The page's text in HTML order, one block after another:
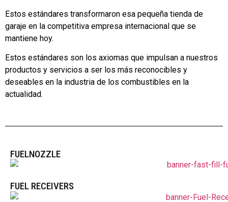
Estos estándares transformaron esa pequeña tienda de
garaje en la competitiva empresa internacional que se
mantiene hoy.
Estos estándares son los axiomas que impulsan a nuestros
productos y servicios a ser los más reconocibles y
deseables en la industria de los combustibles en la
actualidad.
FUELNOZZLE
FUEL RECEIVERS